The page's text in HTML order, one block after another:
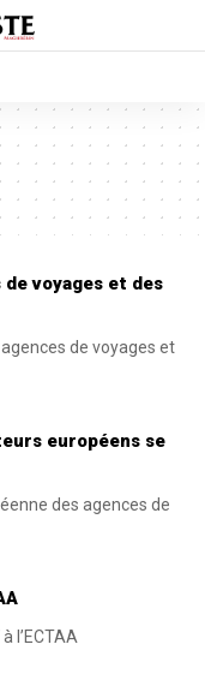
voyages et des
agences de voyages et
européens se
des agences de
l’ECTAA